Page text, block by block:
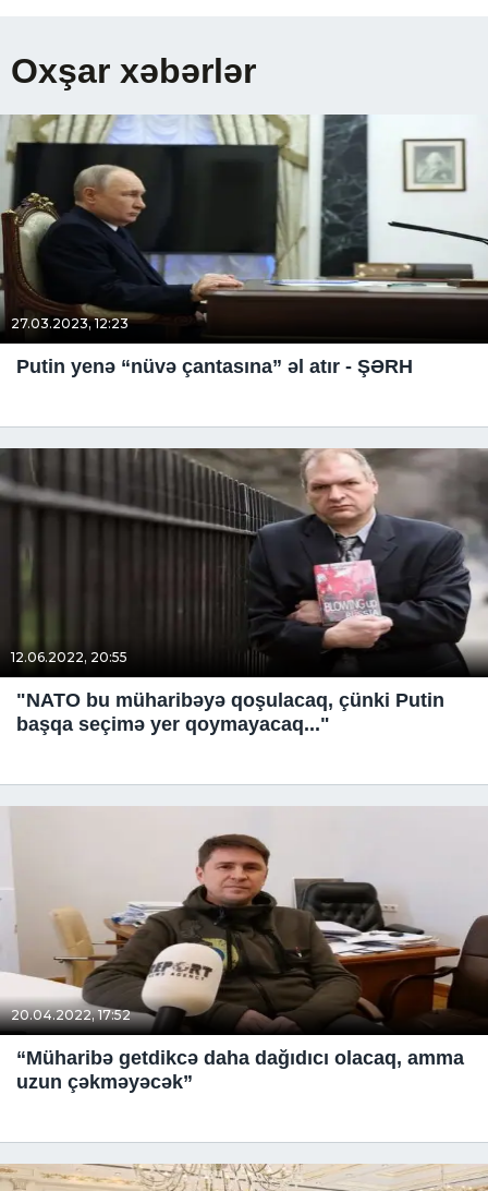
Oxşar xəbərlər
27.03.2023, 12:23
Putin yenə “nüvə çantasına” əl atır - ŞƏRH
12.06.2022, 20:55
"NATO bu müharibəyə qoşulacaq, çünki Putin
başqa seçimə yer qoymayacaq..."
20.04.2022, 17:52
“Müharibə getdikcə daha dağıdıcı olacaq, amma
uzun çəkməyəcək”